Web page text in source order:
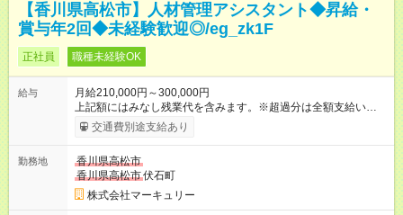
【香川県高松市】人材管理アシスタント◆昇給・
賞与年2回◆未経験歓迎◎/eg_zk1F
正社員 職種未経験OK
給与
月給210,000円～300,000円
上記額にはみなし残業代を含みます。※超過分は全額支給いたし
ます。 みなし残業代 14,616円／月 みなし残業時間 10時間／月
※能力やスキルを考慮の上、当社規程により決定します。 ーー
に1回の「年次昇給」があり、仕事での成果にあわせて昇給しま
す。特に頑張っている人は、上長の裁量でさらにプラスの昇給
となることも。努力や成長が収入につながる環境です。 【試用
期間】試用期間あり 試用期間の長さ：3ヶ月 雇用形態、給与は
交通費別途支給あり
勤務地
香川県高松市
香川県高松市伏石町
株式会社マーキュリー